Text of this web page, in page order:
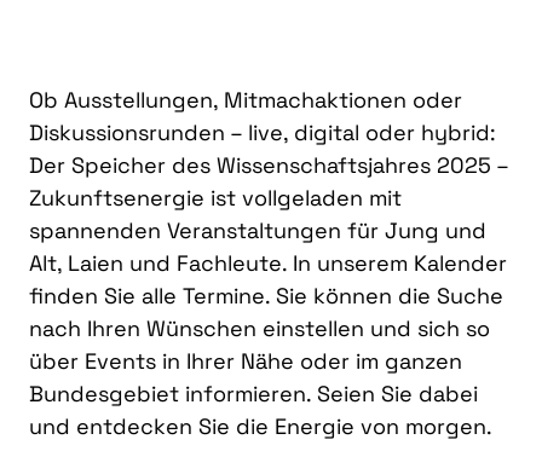
Ob Ausstellungen, Mitmachaktionen oder
Diskussionsrunden – live, digital oder hybrid:
Der Speicher des Wissenschaftsjahres 2025 –
Zukunftsenergie ist vollgeladen mit
spannenden Veranstaltungen für Jung und
Alt, Laien und Fachleute. In unserem Kalender
finden Sie alle Termine. Sie können die Suche
nach Ihren Wünschen einstellen und sich so
über Events in Ihrer Nähe oder im ganzen
Bundesgebiet informieren. Seien Sie dabei
und entdecken Sie die Energie von morgen.